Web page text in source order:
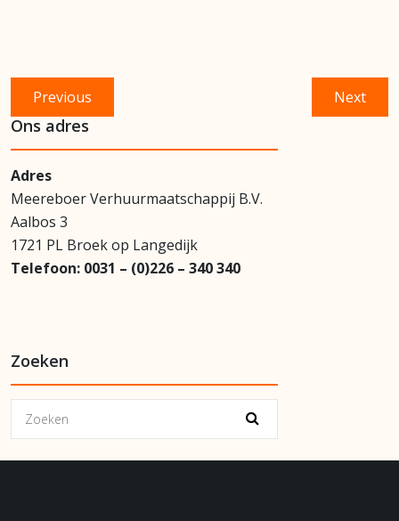
Bericht
navigatie
Previous
post:
NextNext
post:
Ons adres
Adres
Meereboer Verhuurmaatschappij B.V.
Aalbos 3
1721 PL Broek op Langedijk
Telefoon: 0031 – (0)226 – 340 340
Zoeken